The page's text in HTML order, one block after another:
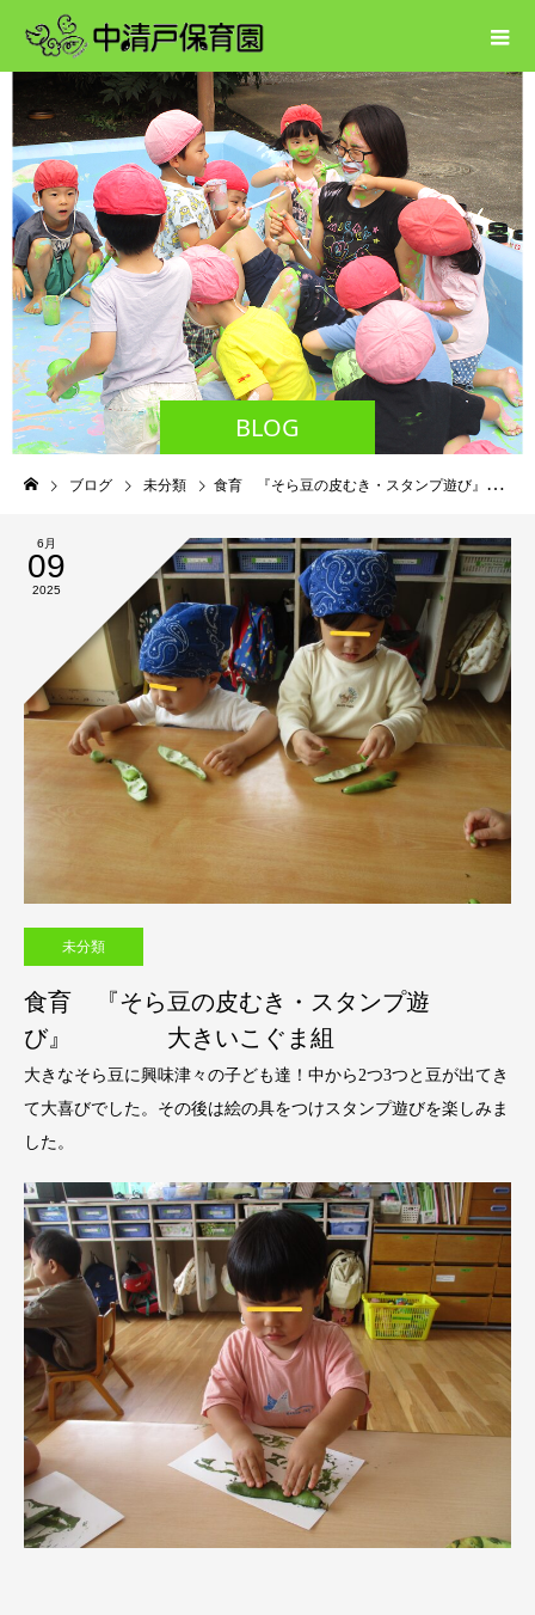
BLOG
ブログ 未分類 食育 『そら豆の皮むき・スタンプ遊び』 大きいこぐま組
6月
09
2025
未分類
食育 『そら豆の皮むき・スタンプ遊
び』 大きいこぐま組
大きなそら豆に興味津々の子ども達！中から2つ3つと豆が出てき
て大喜びでした。その後は絵の具をつけスタンプ遊びを楽しみま
した。